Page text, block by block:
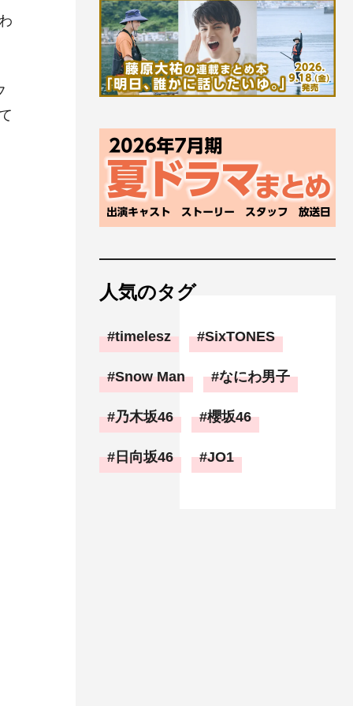
人気のタグ
timelesz SixTONES
Snow Man なにわ男子
乃木坂46 櫻坂46
日向坂46 JO1